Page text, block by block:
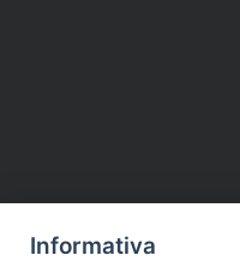
DIOCESI
Informativa